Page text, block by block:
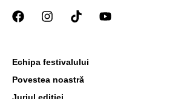
Echipa festivalului
Povestea noastră
Juriul ediției